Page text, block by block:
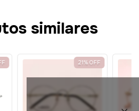
Cupons de Desconto
similares
21%OFF